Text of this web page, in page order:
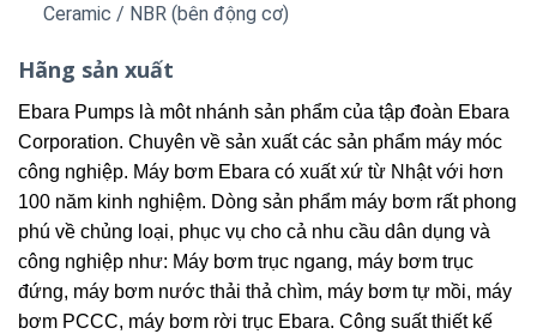
Ceramic / NBR (bên động cơ)
Hãng sản xuất
Ebara Pumps là môt nhánh sản phẩm của tập đoàn Ebara
Corporation. Chuyên về sản xuất các sản phẩm máy móc
công nghiệp. Máy bơm Ebara có xuất xứ từ Nhật với hơn
100 năm kinh nghiệm. Dòng sản phẩm máy bơm rất phong
phú về chủng loại, phục vụ cho cả nhu cầu dân dụng và
công nghiệp như: Máy bơm trục ngang, máy bơm trục
đứng, máy bơm nước thải thả chìm, máy bơm tự mồi, máy
bơm PCCC, máy bơm rời trục Ebara. Công suất thiết kế